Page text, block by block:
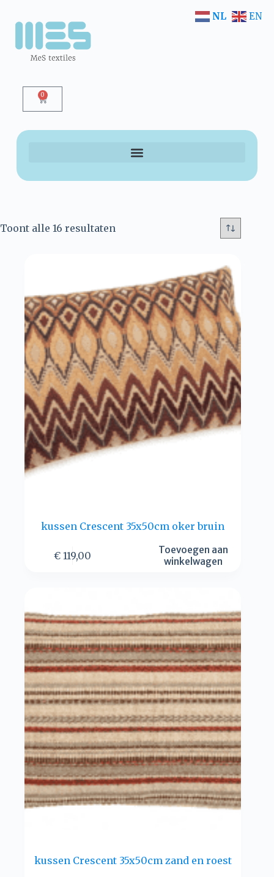
0
Toont alle 16 resultaten
kussen Crescent 35x50cm oker bruin
€ 119,00
Toevoegen aan
winkelwagen
kussen Crescent 35x50cm zand en roest
NL EN